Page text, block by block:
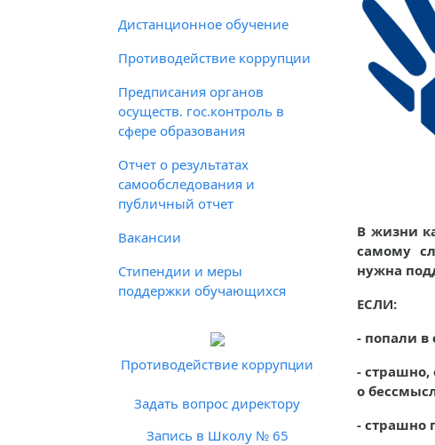
Дистанционное обучение
Противодействие коррупции
Предписания органов
осуществ. гос.контроль в
сфере образования
Отчет о результатах
самообследования и
публичный отчет
Вакансии
Стипендии и меры
поддержки обучающихся
Противодействие коррупции
Задать вопрос директору
Запись в Школу № 65
В жизни
самому
нужна
ЕСЛИ:
- попали в
- страшно,
о
- страшно